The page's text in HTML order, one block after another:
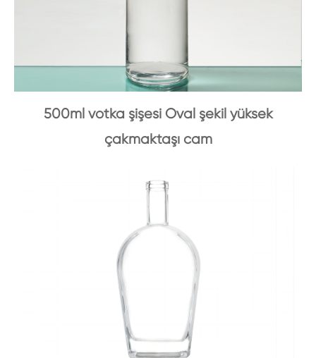
500ml votka şişesi Oval şekil yüksek
çakmaktaşı cam